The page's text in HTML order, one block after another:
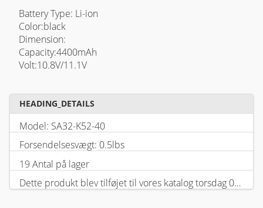
Battery Type: Li-ion
Color:black
Dimension:
Capacity:4400mAh
Volt:10.8V/11.1V
HEADING_DETAILS
Model: SA32-K52-40
Forsendelsesvægt: 0.5lbs
19 Antal på lager
Dette produkt blev tilføjet til vores katalog torsdag 05 februar, 2026.